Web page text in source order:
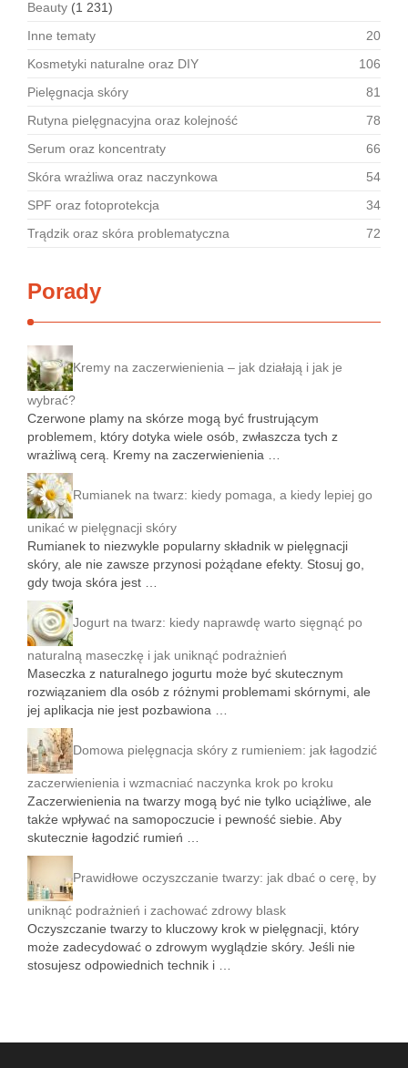
Beauty (1 231)
Inne tematy
20
Kosmetyki naturalne oraz DIY
106
Pielęgnacja skóry
81
Rutyna pielęgnacyjna oraz kolejność
78
Serum oraz koncentraty
66
Skóra wrażliwa oraz naczynkowa
54
SPF oraz fotoprotekcja
34
Trądzik oraz skóra problematyczna
72
Porady
Kremy na zaczerwienienia – jak działają i jak je
wybrać?
Czerwone plamy na skórze mogą być frustrującym
problemem, który dotyka wiele osób, zwłaszcza tych z
wrażliwą cerą. Kremy na zaczerwienienia …
Rumianek na twarz: kiedy pomaga, a kiedy lepiej go
unikać w pielęgnacji skóry
Rumianek to niezwykle popularny składnik w pielęgnacji
skóry, ale nie zawsze przynosi pożądane efekty. Stosuj go,
gdy twoja skóra jest …
Jogurt na twarz: kiedy naprawdę warto sięgnąć po
naturalną maseczkę i jak uniknąć podrażnień
Maseczka z naturalnego jogurtu może być skutecznym
rozwiązaniem dla osób z różnymi problemami skórnymi, ale
jej aplikacja nie jest pozbawiona …
Domowa pielęgnacja skóry z rumieniem: jak łagodzić
zaczerwienienia i wzmacniać naczynka krok po kroku
Zaczerwienienia na twarzy mogą być nie tylko uciążliwe, ale
także wpływać na samopoczucie i pewność siebie. Aby
skutecznie łagodzić rumień …
Prawidłowe oczyszczanie twarzy: jak dbać o cerę, by
uniknąć podrażnień i zachować zdrowy blask
Oczyszczanie twarzy to kluczowy krok w pielęgnacji, który
może zadecydować o zdrowym wyglądzie skóry. Jeśli nie
stosujesz odpowiednich technik i …